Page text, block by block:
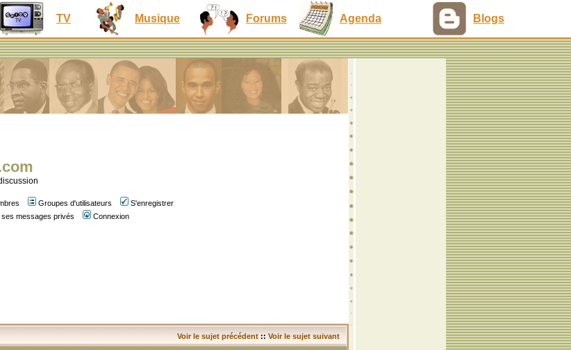
TV Musique Forums Agenda Blogs
Groupes d'utilisateurs
S'enregistrer
messages privés Connexion
Voir le sujet précédent :: Voir le sujet suivant